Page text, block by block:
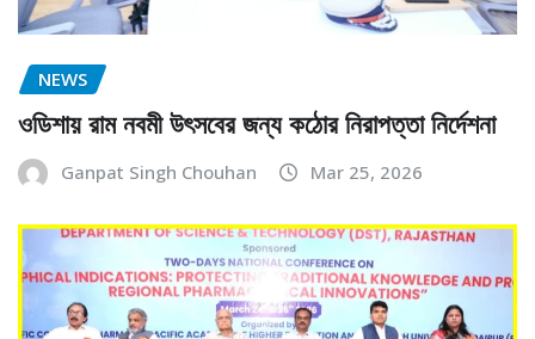
NEWS
ওডিশায় রাম নবমী উৎসবের জন্য কঠোর নিরাপত্তা নির্দেশনা
Ganpat Singh Chouhan Mar 25, 2026